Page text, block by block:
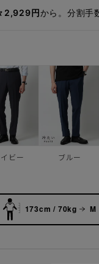
2,929円から。分割手
ビー ブルー
173cm / 70kg M